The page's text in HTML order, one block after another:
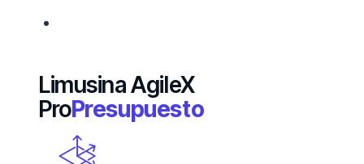
Limusina AgileX
ProPresupuesto